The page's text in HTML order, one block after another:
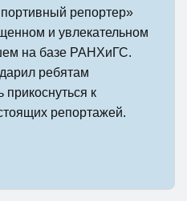
репортер»
и увлекательном
на базе РАНХиГС.
ребятам
к
репортажей.